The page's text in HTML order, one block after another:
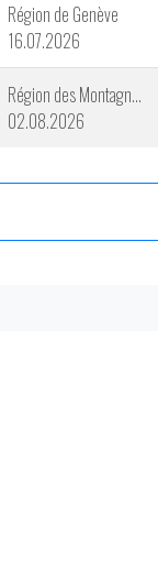
Région de Genève
16.07.2026
Région des Montagnes Neuchâteloises
02.08.2026